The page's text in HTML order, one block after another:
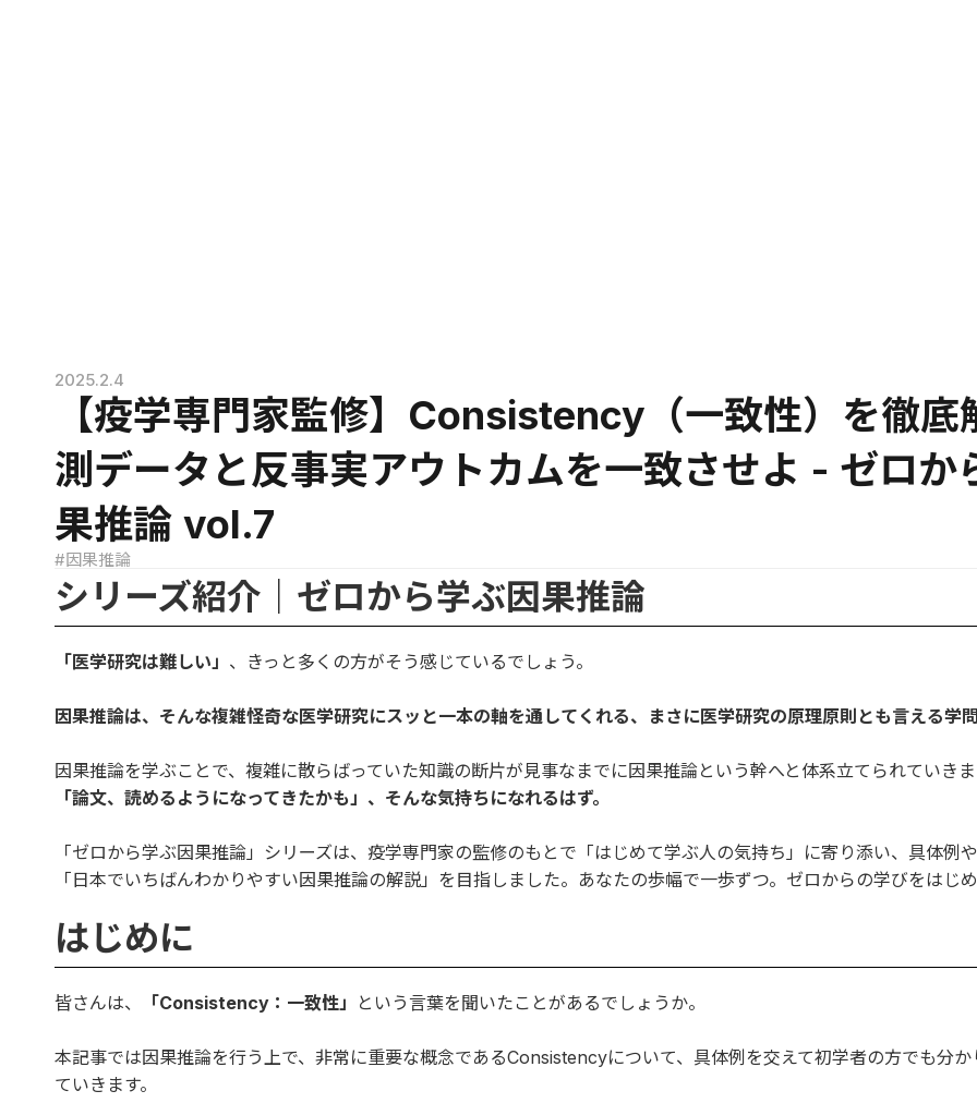
2025.2.4
【疫学専門家監修】Consistency（一致性）を徹底
測データと反事実アウトカムを一致させよ - ゼロか
果推論 vol.7
#因果推論
シリーズ紹介｜ゼロから学ぶ因果推論
「医学研究は難しい」 、きっと多くの方がそう感じているでしょう。
因果推論は、そんな複雑怪奇な医学研究にスッと一本の軸を通してくれる、まさに医学研究の原理原則とも言える学問
因果推論を学ぶことで、複雑に散らばっていた知識の断片が見事なまでに因果推論という幹へと体系立てられていきま
「論文、読めるようになってきたかも」、そんな気持ちになれるはず。
「ゼロから学ぶ因果推論」シリーズは、疫学専門家の監修のもとで「はじめて学ぶ人の気持ち」に寄り添い、具体例
「日本でいちばんわかりやすい因果推論の解説」を目指しました。あなたの歩幅で一歩ずつ。ゼロからの学びをはじめ
はじめに
皆さんは、 「Consistency：一致性」 という言葉を聞いたことがあるでしょうか。
本記事では因果推論を行う上で、非常に重要な概念であるConsistencyについて、具体例を交えて初学者の方でも分か
ていきます。